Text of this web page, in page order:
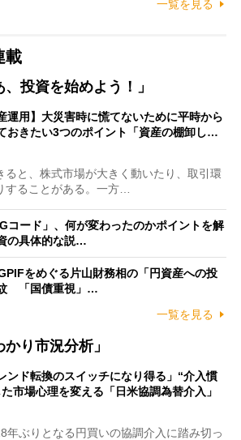
一覧を見る
載
投資を始めよう！」
運用】大災害時に慌てないために平時から
おきたい3つのポイント「資産の棚卸し…
と、株式市場が大きく動いたり、取引環
することがある。一方…
コード」、何が変わったのかポイントを解
の具体的な説…
をめぐる片山財務相の「円資産への投
「国債重視」…
一覧を見る
り市況分析」
ンド転換のスイッチになり得る」“介入慣
市場心理を変える「日米協調為替介入」
ぶりとなる円買いの協調介入に踏み切っ